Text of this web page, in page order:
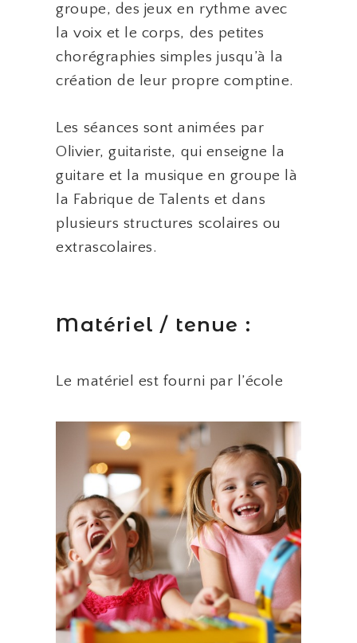
groupe, des jeux en rythme avec
la voix et le corps, des petites
chorégraphies simples jusqu’à la
création de leur propre comptine.
Les séances sont animées par
Olivier, guitariste, qui enseigne la
guitare et la musique en groupe là
la Fabrique de Talents et dans
plusieurs structures scolaires ou
extrascolaires.
Matériel / tenue :
Le matériel est fourni par l’école